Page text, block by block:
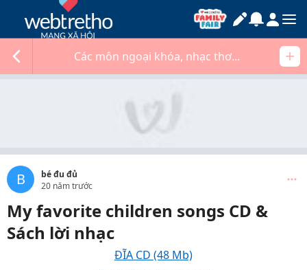
Các môn ngoại khóa, nhạc thơ...
B
bé đu đủ
20 năm trước
My favorite children songs CD &
Sách lời nhạc
ĐĨA CD (48 Mb)